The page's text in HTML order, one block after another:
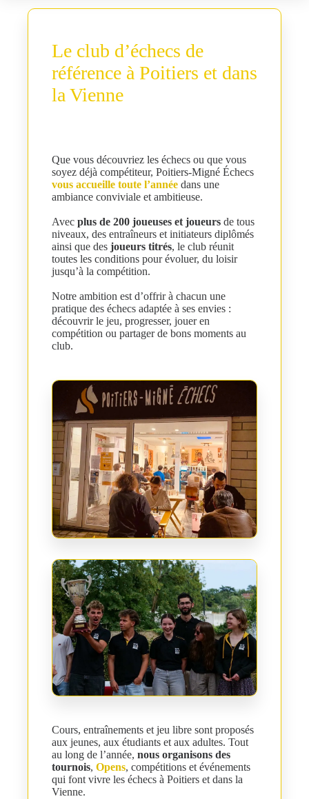
Le club d’échecs de
référence à Poitiers et dans
la Vienne
Que vous découvriez les échecs ou que vous
soyez déjà compétiteur, Poitiers-Migné Échecs
vous accueille toute l’annéedans une
ambiance conviviale et ambitieuse.
Avec plus de 200 joueuses et joueursde tous
niveaux, des entraîneurs et initiateurs diplômés
ainsi que des joueurs titrés, le club réunit
toutes les conditions pour évoluer, du loisir
jusqu’à la compétition.
Notre ambition est d’offrir à chacun une
pratique des échecs adaptée à ses envies :
découvrir le jeu, progresser, jouer en
compétition ou partager de bons moments au
club.
Cours, entraînements et jeu libre sont proposés
aux jeunes, aux étudiants et aux adultes. Tout
au long de l’année, nous organisons des
tournois, Opens, compétitions et événements
qui font vivre les échecs à Poitiers et dans la
Vienne.